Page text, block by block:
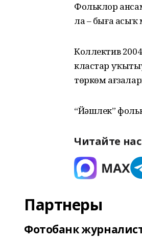
Фольклор
ла – быға асыҡ
Коллектив
кластар
төркөм
“Йәшлек”
Читайте нас
Партнеры
Фотобанк